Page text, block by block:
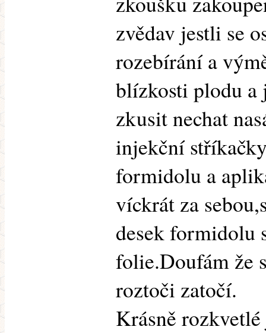
zvědav jestli se
rozebírání a
blízkosti plodu a
zkusit nechat
injekční
formidolu a
víckrát za
desek formidolu
folie.Doufám že
roztoči zatočí.
Krásně